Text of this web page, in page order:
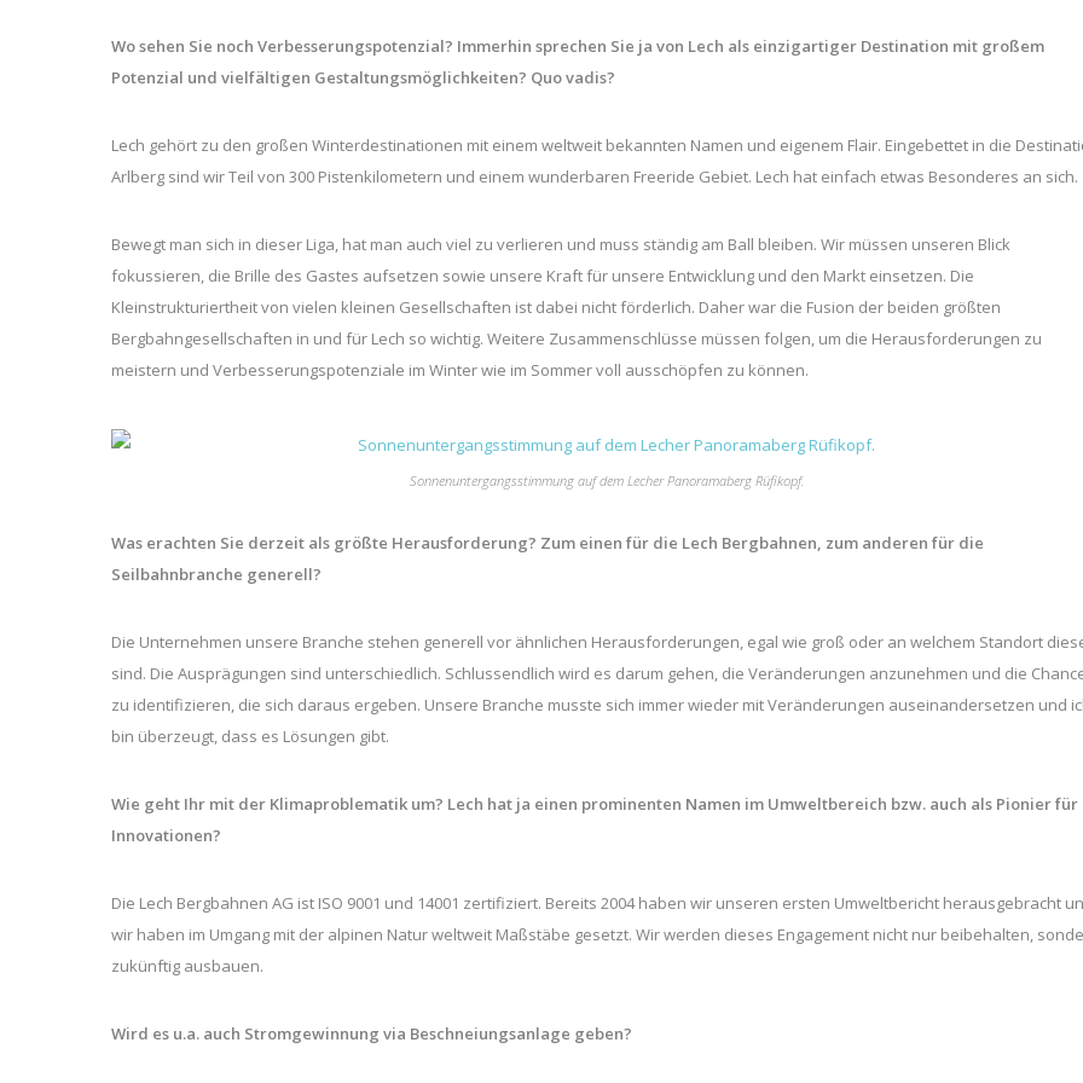
Wo sehen Sie noch Verbesserungspotenzial? Immerhin sprechen Sie ja von Lech als einzigartiger Destination mit großem
Potenzial und vielfältigen Gestaltungsmöglichkeiten? Quo vadis?
Lech gehört zu den großen Winterdestinationen mit einem weltweit bekannten Namen und eigenem Flair. Eingebettet in die
Arlberg sind wir Teil von 300 Pistenkilometern und einem wunderbaren Freeride Gebiet. Lech hat einfach etwas Besonderes an sich.
Bewegt man sich in dieser Liga, hat man auch viel zu verlieren und muss ständig am Ball bleiben. Wir müssen unseren Blick
fokussieren, die Brille des Gastes aufsetzen sowie unsere Kraft für unsere Entwicklung und den Markt einsetzen. Die
Kleinstrukturiertheit von vielen kleinen Gesellschaften ist dabei nicht förderlich. Daher war die Fusion der beiden größten
Bergbahngesellschaften in und für Lech so wichtig. Weitere Zusammenschlüsse müssen folgen, um die Herausforderungen zu
meistern und Verbesserungspotenziale im Winter wie im Sommer voll ausschöpfen zu können.
Sonnenuntergangsstimmung auf dem Lecher Panoramaberg Rüfikopf.
Was erachten Sie derzeit als größte Herausforderung? Zum einen für die Lech Bergbahnen, zum anderen für die
Seilbahnbranche generell?
Die Unternehmen unsere Branche stehen generell vor ähnlichen Herausforderungen, egal wie groß oder an welchem Standort
sind. Die Ausprägungen sind unterschiedlich. Schlussendlich wird es darum gehen, die Veränderungen anzunehmen und die
zu identifizieren, die sich daraus ergeben. Unsere Branche musste sich immer wieder mit Veränderungen auseinandersetzen und
bin überzeugt, dass es Lösungen gibt.
Wie geht Ihr mit der Klimaproblematik um? Lech hat ja einen prominenten Namen im Umweltbereich bzw. auch als Pionier für
Innovationen?
Die Lech Bergbahnen AG ist ISO 9001 und 14001 zertifiziert. Bereits 2004 haben wir unseren ersten Umweltbericht herausgebracht
wir haben im Umgang mit der alpinen Natur weltweit Maßstäbe gesetzt. Wir werden dieses Engagement nicht nur beibehalten,
zukünftig ausbauen.
Wird es u.a. auch Stromgewinnung via Beschneiungsanlage geben?